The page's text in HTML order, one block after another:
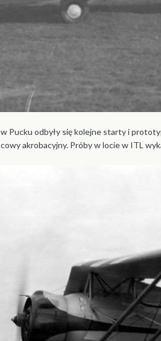
Pucku odbyły się kolejne starty i
akrobacyjny. Próby w locie w ITL